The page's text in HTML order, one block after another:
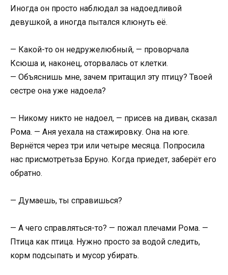
Иногда он просто наблюдал за надоедливой
девушкой, а иногда пытался клюнуть её.
— Какой-то он недружелюбный, — проворчала
Ксюша и, наконец, оторвалась от клетки.
— Объяснишь мне, зачем притащил эту птицу? Твоей
сестре она уже надоела?
— Никому никто не надоел, — присев на диван, сказал
Рома. — Аня уехала на стажировку. Она на юге.
Вернётся через три или четыре месяца. Попросила
нас присмотретьза Бруно. Когда приедет, заберёт его
обратно.
— Думаешь, ты справишься?
— А чего справляться-то? — пожал плечами Рома. —
Птица как птица. Нужно просто за водой следить,
корм подсыпать и мусор убирать.